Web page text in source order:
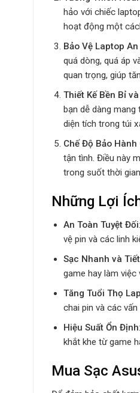
hảo với chiếc
hoạt động một
Bảo Vệ Laptop An
quá dòng, quá áp
quan trọng, giúp
Thiết Kế Bền Bỉ
bạn dễ dàng
diện tích trong túi
Chế Độ Bảo
tận tình. Điều này
trong suốt thời
Những Lợi
An Toàn Tuyệt Đối
vệ pin và các linh
Sạc Nhanh và
game hay làm việc
Tăng Tuổi Thọ
chai pin và các
Hiệu Suất Ổn Định
khắt khe từ game
Mua Sạc